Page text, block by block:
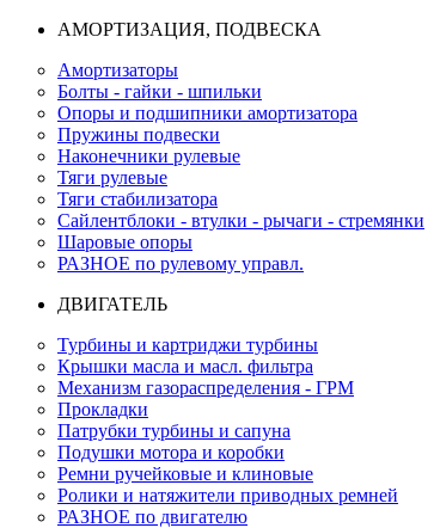
АМОРТИЗАЦИЯ, ПОДВЕСКА
Амортизаторы
Болты - гайки - шпильки
Опоры и подшипники амортизатора
Пружины подвески
Наконечники рулевые
Тяги рулевые
Тяги стабилизатора
Сайлентблоки - втулки - рычаги - стремянки
Шаровые опоры
РАЗНОЕ по рулевому управл.
ДВИГАТЕЛЬ
Турбины и картриджи турбины
Крышки масла и масл. фильтра
Механизм газораспределения - ГРМ
Прокладки
Патрубки турбины и сапуна
Подушки мотора и коробки
Ремни ручейковые и клиновые
Ролики и натяжители приводных ремней
РАЗНОЕ по двигателю